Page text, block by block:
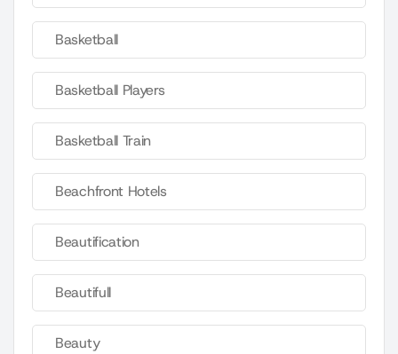
Basketball
Basketball Players
Basketball Train
Beachfront Hotels
Beautification
Beautifull
Beauty